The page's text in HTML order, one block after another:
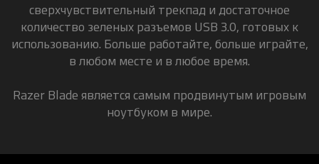
сверхчувствительный трекпад и достаточное
количество зеленых разъемов USB 3.0, готовых к
использованию. Больше работайте, больше играйте,
в любом месте и в любое время.
Razer Blade является самым продвинутым игровым
ноутбуком в мире.